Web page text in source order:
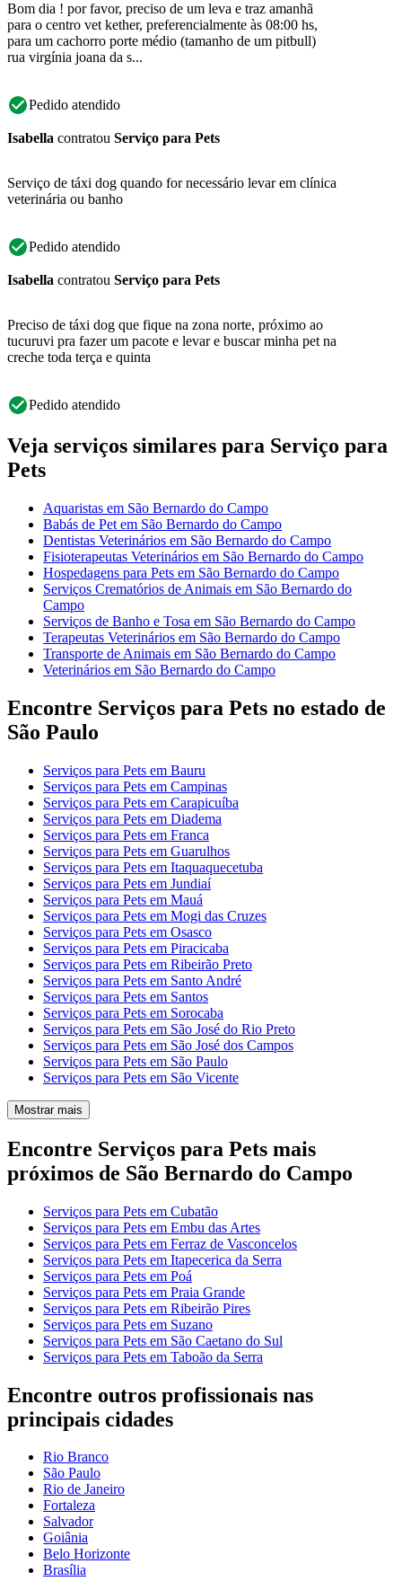
Bom dia ! por favor, preciso de um leva e traz amanhã
para o centro vet kether, preferencialmente às 08:00 hs,
para um cachorro porte médio (tamanho de um pitbull)
rua virgínia joana da s...
Pedido atendido
Isabella contratou Serviço para Pets
Serviço de táxi dog quando for necessário levar em clínica
veterinária ou banho
Pedido atendido
Isabella contratou Serviço para Pets
Preciso de táxi dog que fique na zona norte, próximo ao
tucuruvi pra fazer um pacote e levar e buscar minha pet na
creche toda terça e quinta
Pedido atendido
Veja serviços similares para Serviço para
Pets
Aquaristas em São Bernardo do Campo
Babás de Pet em São Bernardo do Campo
Dentistas Veterinários em São Bernardo do Campo
Fisioterapeutas Veterinários em São Bernardo do Campo
Hospedagens para Pets em São Bernardo do Campo
Serviços Crematórios de Animais em São Bernardo do
Campo
Serviços de Banho e Tosa em São Bernardo do Campo
Terapeutas Veterinários em São Bernardo do Campo
Transporte de Animais em São Bernardo do Campo
Veterinários em São Bernardo do Campo
Encontre Serviços para Pets no estado de
São Paulo
Serviços para Pets em Bauru
Serviços para Pets em Campinas
Serviços para Pets em Carapicuíba
Serviços para Pets em Diadema
Serviços para Pets em Franca
Serviços para Pets em Guarulhos
Serviços para Pets em Itaquaquecetuba
Serviços para Pets em Jundiaí
Serviços para Pets em Mauá
Serviços para Pets em Mogi das Cruzes
Serviços para Pets em Osasco
Serviços para Pets em Piracicaba
Serviços para Pets em Ribeirão Preto
Serviços para Pets em Santo André
Serviços para Pets em Santos
Serviços para Pets em Sorocaba
Serviços para Pets em São José do Rio Preto
Serviços para Pets em São José dos Campos
Serviços para Pets em São Paulo
Serviços para Pets em São Vicente
Mostrar mais
Encontre Serviços para Pets mais
próximos de São Bernardo do Campo
Serviços para Pets em Cubatão
Serviços para Pets em Embu das Artes
Serviços para Pets em Ferraz de Vasconcelos
Serviços para Pets em Itapecerica da Serra
Serviços para Pets em Poá
Serviços para Pets em Praia Grande
Serviços para Pets em Ribeirão Pires
Serviços para Pets em Suzano
Serviços para Pets em São Caetano do Sul
Serviços para Pets em Taboão da Serra
Encontre outros profissionais nas
principais cidades
Rio Branco
São Paulo
Rio de Janeiro
Fortaleza
Salvador
Goiânia
Belo Horizonte
Brasília